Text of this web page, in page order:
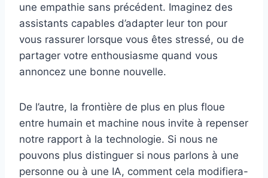
une empathie sans précédent. Imaginez des
assistants capables d’adapter leur ton pour
vous rassurer lorsque vous êtes stressé, ou de
partager votre enthousiasme quand vous
annoncez une bonne nouvelle.
De l’autre, la frontière de plus en plus floue
entre humain et machine nous invite à repenser
notre rapport à la technologie. Si nous ne
pouvons plus distinguer si nous parlons à une
personne ou à une IA, comment cela modifiera-